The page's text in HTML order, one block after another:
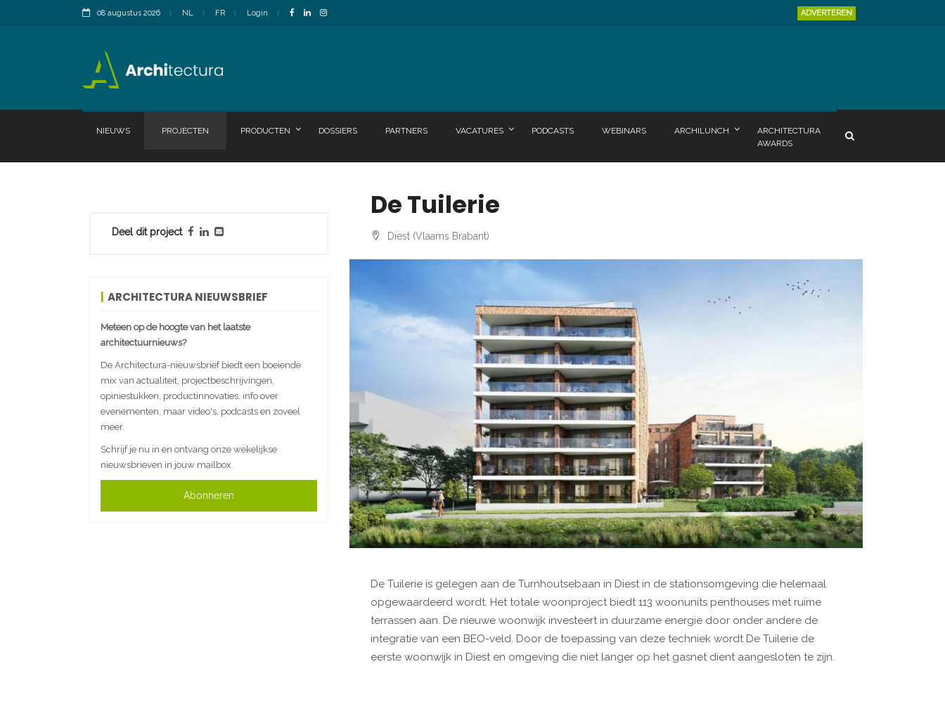
08 augustus 2026 NL FR Login ADVERTEREN
NIEUWS PROJECTEN PRODUCTEN DOSSIERS PARTNERS VACATURES PODCASTS WEBINARS ARCHILUNCH
ARCHITECTURA
AWARDS
Deel dit project
ARCHITECTURA NIEUWSBRIEF
Meteen op de hoogte van het laatste
architectuurnieuws?
De Architectura-nieuwsbrief biedt een boeiende
mix van actualiteit, projectbeschrijvingen,
opiniestukken, productinnovaties, info over
evenementen, maar video's, podcasts en zoveel
meer.
Schrijf je nu in en ontvang onze wekelijkse
nieuwsbrieven in jouw mailbox.
Abonneren
De Tuilerie
Diest (Vlaams Brabant)
De Tuilerie is gelegen aan de Turnhoutsebaan in Diest in de stationsomgeving die helemaal
opgewaardeerd wordt. Het totale woonproject biedt 113 woonunits penthouses met ruime
terrassen aan. De nieuwe woonwijk investeert in duurzame energie door onder andere de
integratie van een BEO-veld. Door de toepassing van deze techniek wordt De Tuilerie de
eerste woonwijk in Diest en omgeving die niet langer op het gasnet dient aangesloten te zijn.